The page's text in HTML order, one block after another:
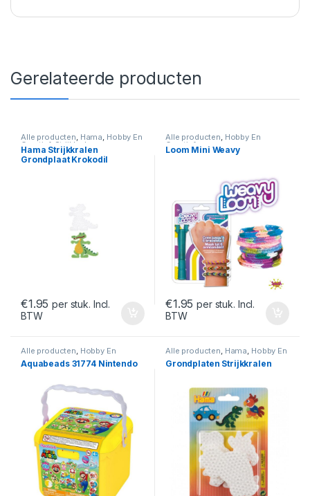
Gerelateerde producten
Alle producten, Hama, Hobby En
Creatief,Strijkkralen
Hama Strijkkralen
Grondplaat Krokodil
€1.95 per stuk. Incl.
BTW
Alle producten, Hobby En
Creatief
Loom Mini Weavy
€1.95 per stuk. Incl.
BTW
Alle producten, Hobby En
Creatief Knutselsets
Aquabeads 31774 Nintendo
Alle producten, Hama, Hobby En
Creatief ,Strijkkralen
Grondplaten Strijkkralen